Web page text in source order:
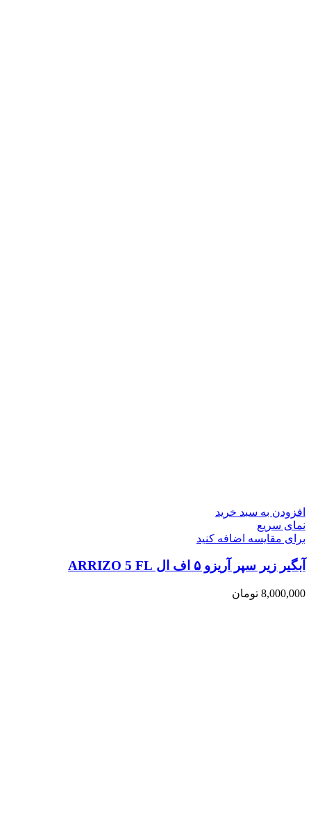
افزودن به سبد خرید
نمای سریع
برای مقایسه اضافه کنید
آبگیر زیر سپر آریزو ۵ اف ال ARRIZO 5 FL
8,000,000 تومان